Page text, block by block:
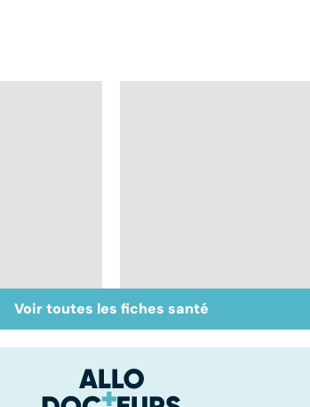
abdos
un
Arthrite,
polyarthrite... : les
Voir toutes les fiches santé